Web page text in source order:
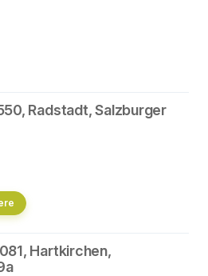
Radstadt, Salzburger
Hartkirchen,